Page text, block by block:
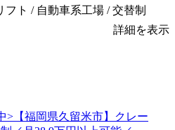
ト / 自動車系工場 / 交替制
詳細を表示